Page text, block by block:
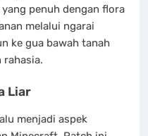
penuh dengan flora
melalui ngarai
ke gua bawah tanah
rahasia.
Liar
menjadi aspek